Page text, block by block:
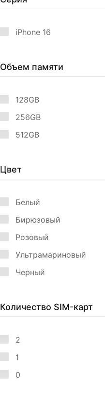
iPhone 16
Объем памяти
128GB
256GB
512GB
Цвет
Белый
Бирюзовый
Розовый
Ультрамариновый
Черный
Количество SIM-карт
2
1
0